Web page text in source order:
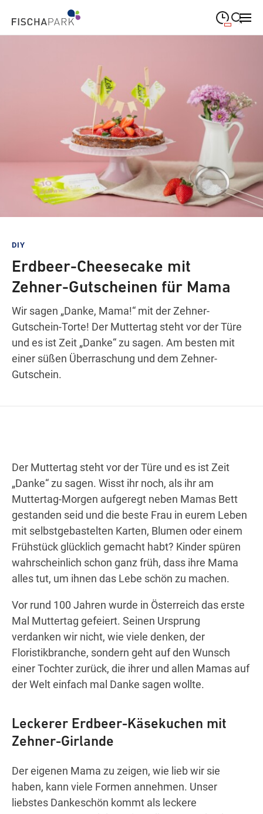
09:00—19:00
Donnerstag
DONNERSTAG 09:00 19:00
Freitag
09:00—19:00
Samstag
SAMSTAG 09:00—18:00
Wegbeschreibung
DIY
Erdbeer-Cheesecake mit
Zehner-Gutscheinen für Mama
Wir sagen „Danke, Mama!“ mit der Zehner-
Gutschein-Torte! Der Muttertag steht vor der Türe
und es ist Zeit „Danke“ zu sagen. Am besten mit
einer süßen Überraschung und dem Zehner-
Gutschein.
Der Muttertag steht vor der Türe und es ist Zeit
„Danke“ zu sagen. Wisst ihr noch, als ihr am
Muttertag-Morgen aufgeregt neben Mamas Bett
gestanden seid und die beste Frau in eurem Leben
mit selbstgebastelten Karten, Blumen oder einem
Frühstück glücklich gemacht habt? Kinder spüren
wahrscheinlich schon ganz früh, dass ihre Mama
alles tut, um ihnen das Lebe schön zu machen.
Vor rund 100 Jahren wurde in Österreich das erste
Mal Muttertag gefeiert. Seinen Ursprung
verdanken wir nicht, wie viele denken, der
Floristikbranche, sondern geht auf den Wunsch
einer Tochter zurück, die ihrer und allen Mamas auf
der Welt einfach mal Danke sagen wollte.
Leckerer Erdbeer-Käsekuchen mit
Zehner-Girlande
Der eigenen Mama zu zeigen, wie lieb wir sie
haben, kann viele Formen annehmen. Unser
liebstes Dankeschön kommt als leckere